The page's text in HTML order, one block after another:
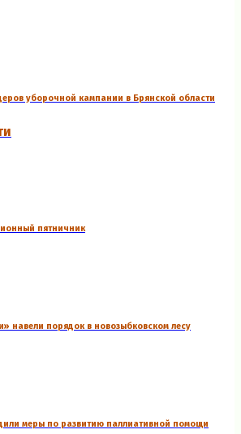
уборочной кампании в Брянской области
пятничник
навели порядок в новозыбковском лесу
меры по развитию паллиативной помощи